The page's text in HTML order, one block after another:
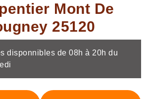
Mont De
25120
disponnibles de 08h à 20h du